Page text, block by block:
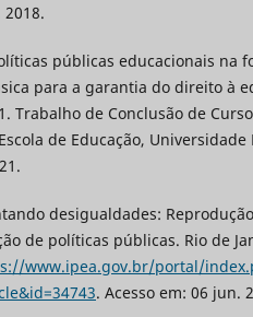
2018.
públicas educacionais na
para a garantia do direito à
Trabalho de Conclusão de Curso
de Educação, Universidade
desigualdades:
de políticas públicas. Rio de
www.ipea.gov.br/portal/
. Acesso em: 06 jun.